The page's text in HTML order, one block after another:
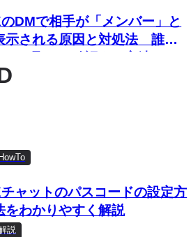
DMで相手が「メンバー」と
示される原因と対処法 誰と
HowTo
ャットのパスコードの設定方
をわかりやすく解説
説